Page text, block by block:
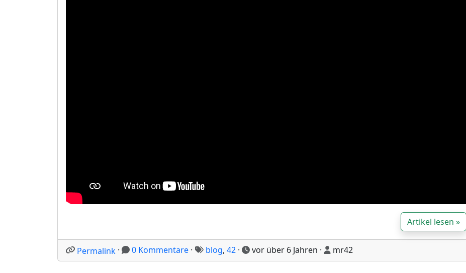
Artikel lesen »
Permalink · 0 Kommentare · blog, 42 · vor über 6 Jahren · mr42